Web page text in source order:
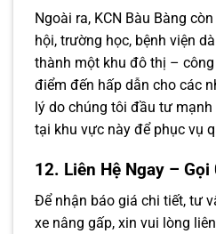
Ngoài ra, KCN Bàu Bàng
hội, trường học, bệnh viện
thành một khu đô thị –
điểm đến hấp dẫn cho các
lý do chúng tôi đầu tư
tại khu vực này để phục vụ
12. Liên Hệ Ngay –
Để nhận báo giá chi tiết, tư
xe nâng gấp, xin vui lòng